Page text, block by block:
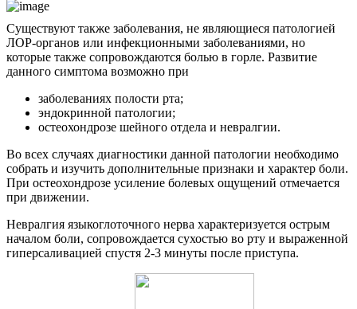
Существуют также заболевания, не являющиеся патологией
ЛОР-органов или инфекционными заболеваниями, но
которые также сопровождаются болью в горле. Развитие
данного симптома возможно при
заболеваниях полости рта;
эндокринной патологии;
остеохондрозе шейного отдела и невралгии.
Во всех случаях диагностики данной патологии необходимо
собрать и изучить дополнительные признаки и характер боли.
При остеохондрозе усиление болевых ощущений отмечается
при движении.
Невралгия языкоглоточного нерва характеризуется острым
началом боли, сопровождается сухостью во рту и выраженной
гиперсаливацией спустя 2-3 минуты после приступа.